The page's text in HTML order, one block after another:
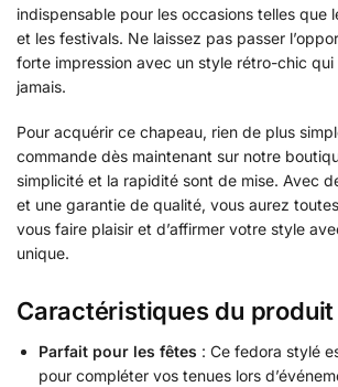
indispensable pour les occasions telles que
et les festivals. Ne laissez pas passer
forte impression avec un style rétro-chic qui
jamais.
Pour acquérir ce chapeau, rien de plus
commande dès maintenant sur notre
simplicité et la rapidité sont de mise. Avec
et une garantie de qualité, vous aurez
vous faire plaisir et d’affirmer votre style
unique.
Caractéristiques du produit
Parfait pour les fêtes : Ce fedora stylé
pour compléter vos tenues lors